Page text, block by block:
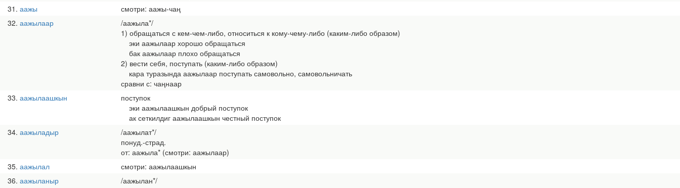
31 аажы
смотри: аажы-чаң
32 аажылаар
/аажыла*/
1) обращаться с кем-чем-либо, относиться к кому-чему-либо (каким-либо образом)
эки аажылаар хорошо обращаться
бак аажылаар плохо обращаться
2) вести себя, поступать (каким-либо образом)
кара туразында аажылаар поступать самовольно, самовольничать
сравни с: чаңнаар
33 аажылаашкын
поступок
эки аажылаашкын добрый поступок
ак сеткилдиг аажылаашкын честный поступок
34 аажыладыр
/аажылат*/
понуд.-страд.
от: аажыла* (смотри: аажылаар)
35 аажылал
смотри: аажылаашкын
36 аажыланыр
/аажылан*/